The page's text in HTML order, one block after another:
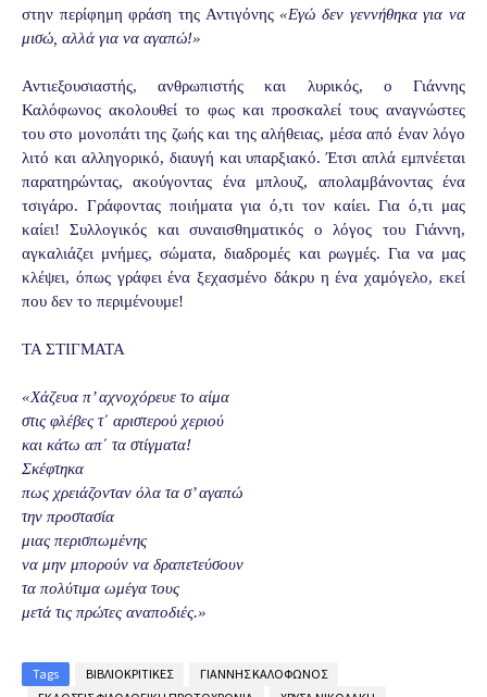
στην περίφημη φράση της Αντιγόνης «Εγώ δεν γεννήθηκα για να
μισώ, αλλά για να αγαπώ!»
Αντιεξουσιαστής, ανθρωπιστής και λυρικός, ο Γιάννης
Καλόφωνος ακολουθεί το φως και προσκαλεί τους αναγνώστες
του στο μονοπάτι της ζωής και της αλήθειας, μέσα από έναν λόγο
λιτό και αλληγορικό, διαυγή και υπαρξιακό. Έτσι απλά εμπνέεται
παρατηρώντας, ακούγοντας ένα μπλουζ, απολαμβάνοντας ένα
τσιγάρο. Γράφοντας ποιήματα για ό,τι τον καίει. Για ό,τι μας
καίει! Συλλογικός και συναισθηματικός ο λόγος του Γιάννη,
αγκαλιάζει μνήμες, σώματα, διαδρομές και ρωγμές. Για να μας
κλέψει, όπως γράφει ένα ξεχασμένο δάκρυ η ένα χαμόγελο, εκεί
που δεν το περιμένουμε!
ΤΑ ΣΤΙΓΜΑΤΑ
«Χάζευα π’ αχνοχόρευε το αίμα
στις φλέβες τ΄ αριστερού χεριού
και κάτω απ΄ τα στίγματα!
Σκέφτηκα
πως χρειάζονταν όλα τα σ’ αγαπώ
την προστασία
μιας περισπωμένης
να μην μπορούν να δραπετεύσουν
τα πολύτιμα ωμέγα τους
μετά τις πρώτες αναποδιές.»
Tags ΒΙΒΛΙΟΚΡΙΤΙΚΕΣ
ΓΙΑΝΝΗΣ ΚΑΛΟΦΩΝΟΣ